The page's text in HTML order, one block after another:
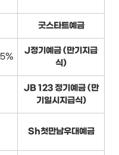
굿스타트예금
J정기예금 (만기지급
식)
JB 123 정기예금 (만
기일시지급식)
Sh첫만남우대예금